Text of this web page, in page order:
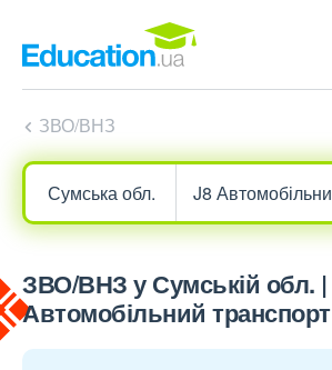
ЗВО/ВНЗ
ЗВО/ВНЗ у Сумській обл. |
Автомобільний транспорт